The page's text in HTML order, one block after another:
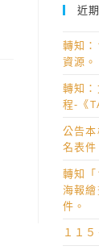
近
轉知
資源。
轉知
程-《
公告
名表件
轉知
海報
件。
１１